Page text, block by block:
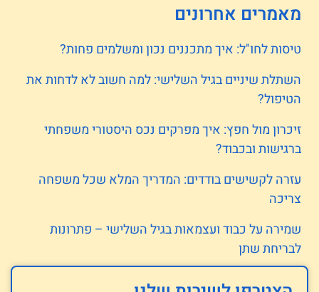
מאמרים אחרונים
טיסות לחו"ל: איך מתכננים נכון ומשלמים פחות?
השתלת שיניים בגיל השלישי: למה חשוב לא לדחות את
הטיפול?
זיכרון מול חפץ: איך מפרקים נכס היסטורי משפחתי
ברגישות ובכבוד?
עזרה לקשישים בודדים: המדריך המלא שכל משפחה
צריכה
שמירה על כבוד ועצמאות בגיל השלישי – פתרונות
לבריחת שתן